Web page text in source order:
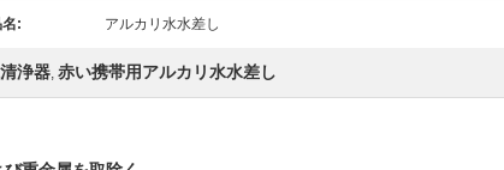
: アルカリ水水差し
浄器, 赤い携帯用アルカリ水水差し